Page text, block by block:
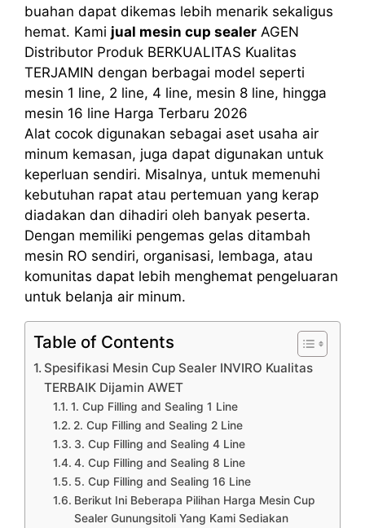
buahan dapat dikemas lebih menarik sekaligus
hemat. Kami jual mesin cup sealer AGEN
Distributor Produk BERKUALITAS Kualitas
TERJAMIN dengan berbagai model seperti
mesin 1 line, 2 line, 4 line, mesin 8 line, hingga
mesin 16 line Harga Terbaru 2026
Alat cocok digunakan sebagai aset usaha air
minum kemasan, juga dapat digunakan untuk
keperluan sendiri. Misalnya, untuk memenuhi
kebutuhan rapat atau pertemuan yang kerap
diadakan dan dihadiri oleh banyak peserta.
Dengan memiliki pengemas gelas ditambah
mesin RO sendiri, organisasi, lembaga, atau
komunitas dapat lebih menghemat pengeluaran
untuk belanja air minum.
Table of Contents
Spesifikasi Mesin Cup Sealer INVIRO Kualitas
TERBAIK Dijamin AWET
1. Cup Filling and Sealing 1 Line
2. Cup Filling and Sealing 2 Line
3. Cup Filling and Sealing 4 Line
4. Cup Filling and Sealing 8 Line
5. Cup Filling and Sealing 16 Line
Berikut Ini Beberapa Pilihan Harga Mesin Cup
Sealer Gunungsitoli Yang Kami Sediakan